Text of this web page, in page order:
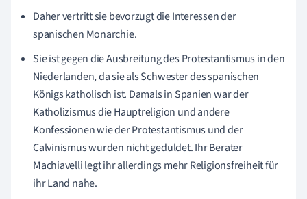
Daher vertritt sie bevorzugt die Interessen der
spanischen Monarchie.
Sie ist gegen die Ausbreitung des Protestantismus in den
Niederlanden, da sie als Schwester des spanischen
Königs katholisch ist. Damals in Spanien war der
Katholizismus die Hauptreligion und andere
Konfessionen wie der Protestantismus und der
Calvinismus wurden nicht geduldet.Ihr Berater
Machiavelli legt ihr allerdings mehr Religionsfreiheit für
ihr Land nahe.